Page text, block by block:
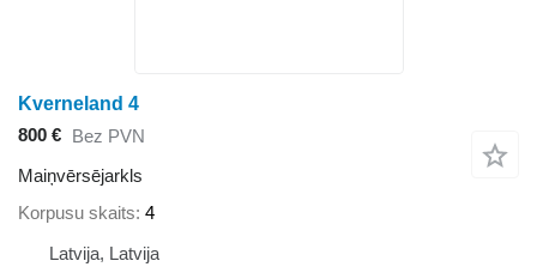
Kverneland 4
800 € Bez PVN
Maiņvērsējarkls
Korpusu skaits 4
Latvija, Latvija